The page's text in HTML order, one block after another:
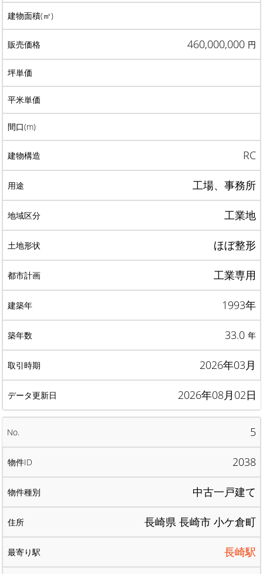
460,000,000 円
RC
工場、事務所
工業地
ほぼ整形
工業専用
1993年
33.0 年
2026年03月
2026年08月02日
5
2038
中古一戸建て
長崎県 長崎市 小ケ倉町
長崎駅